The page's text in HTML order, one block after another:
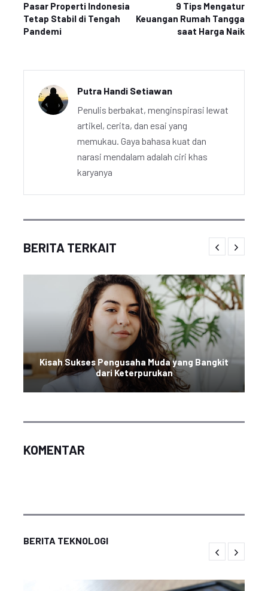
Pasar Properti Indonesia
Tetap Stabil di Tengah
Pandemi
9 Tips Mengatur
Keuangan Rumah Tangga
saat Harga Naik
Putra Handi Setiawan
Penulis berbakat, menginspirasi lewat
artikel, cerita, dan esai yang
memukau. Gaya bahasa kuat dan
narasi mendalam adalah ciri khas
karyanya
BERITA TERKAIT
Kisah Sukses Pengusaha Muda yang Bangkit
dari Keterpurukan
KOMENTAR
BERITA TEKNOLOGI